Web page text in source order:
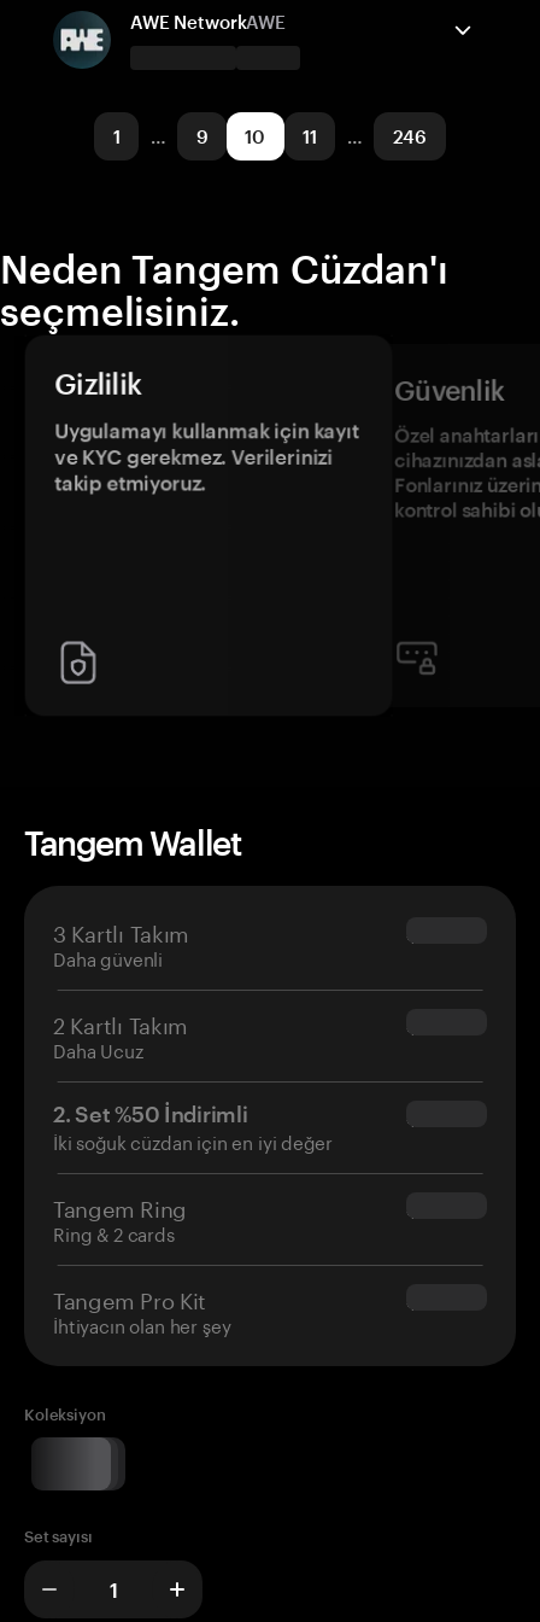
Ethereum BNB Smart Chain
Gönder/Al Satın al Takas
Ethereum Base
AWE NetworkAWE
Gönder/Al Satın al Takas
1 … 9 10 11 … 246
Neden Tangem Cüzdan'ı
seçmelisiniz.
Gizlilik
Uygulamayı kullanmak için kayıt
ve KYC gerekmez. Verilerinizi
takip etmiyoruz.
Güvenlik
Özel
cihazınızdan
Fonlarınız
kontrol sahibi
Tangem Wallet
3 Kartlı Takım
Daha güvenli
$69.90
2 Kartlı Takım
Daha Ucuz
$54.90
2. Set %50 İndirimli
İki soğuk cüzdan için en iyi değer
$34.95
Tangem Ring
Ring & 2 cards
$160.00
Tangem Pro Kit
İhtiyacın olan her şey
$180.00
Koleksiyon
Set sayısı